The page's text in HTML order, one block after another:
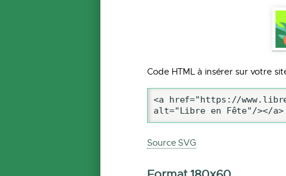
Code HTML à insérer sur votre
<a href="https://
alt="Libre en Fête"/></a>
Source SVG